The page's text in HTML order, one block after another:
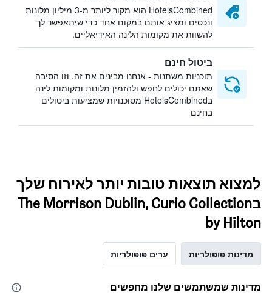
HotelsCombined הוא מקור ליותר מ-3 מיליון מלונות
ונכסים ומציג אותם במקום אחד כדי שיתאפשר לך
להשוות את מקומות הלינה האידיאליים.
ביטול חינם
תוכניות משתנות - אנחנו מבינים את זה. וזו הסיבה
שאתם יכולים לחפש ולהזמין מלונות ומקומות לינה
בHotelsCombined מסוכנויות שמציעות ביטולים
בחינם
למצוא תוצאות טובות יותר לאירוח שלך
בThe Morrison Dublin, Curio Collection
by Hilton
מדינות פופולריות ערים פופולריות
מדינות שמשתמשים שלנו מחפשים